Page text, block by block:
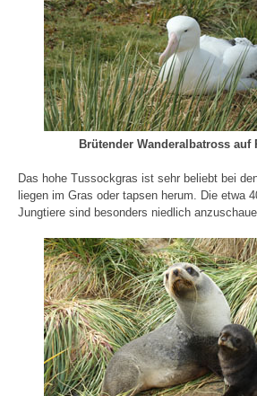
Brütender Wanderalbatross auf
Das hohe Tussockgras ist sehr beliebt bei
liegen im Gras oder tapsen herum. Die etwa
Jungtiere sind besonders niedlich